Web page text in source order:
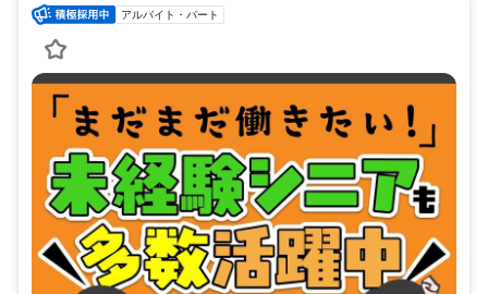
アルバイト・パート